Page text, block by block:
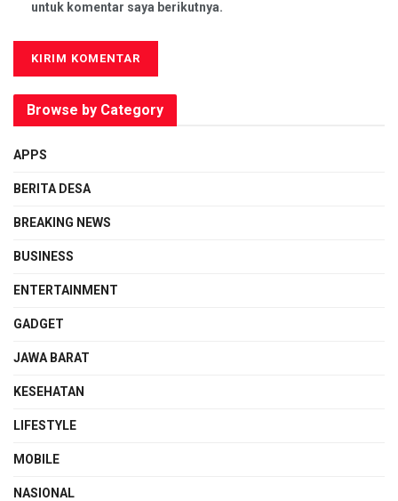
untuk komentar saya berikutnya.
Browse by Category
APPS
BERITA DESA
BREAKING NEWS
BUSINESS
ENTERTAINMENT
GADGET
JAWA BARAT
KESEHATAN
LIFESTYLE
MOBILE
NASIONAL